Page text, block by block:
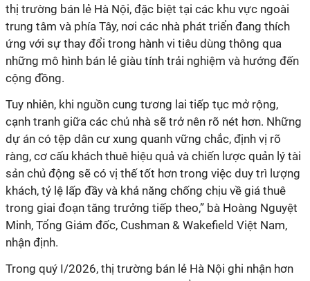
thị trường bán lẻ Hà Nội, đặc biệt tại các khu vực ngoài
trung tâm và phía Tây, nơi các nhà phát triển đang thích
ứng với sự thay đổi trong hành vi tiêu dùng thông qua
những mô hình bán lẻ giàu tính trải nghiệm và hướng đến
cộng đồng.
Tuy nhiên, khi nguồn cung tương lai tiếp tục mở rộng,
cạnh tranh giữa các chủ nhà sẽ trở nên rõ nét hơn. Những
dự án có tệp dân cư xung quanh vững chắc, định vị rõ
ràng, cơ cấu khách thuê hiệu quả và chiến lược quản lý tài
sản chủ động sẽ có vị thế tốt hơn trong việc duy trì lượng
khách, tỷ lệ lấp đầy và khả năng chống chịu về giá thuê
trong giai đoạn tăng trưởng tiếp theo,” bà Hoàng Nguyệt
Minh, Tổng Giám đốc, Cushman & Wakefield Việt Nam,
nhận định.
Trong quý I/2026, thị trường bán lẻ Hà Nội ghi nhận hơn